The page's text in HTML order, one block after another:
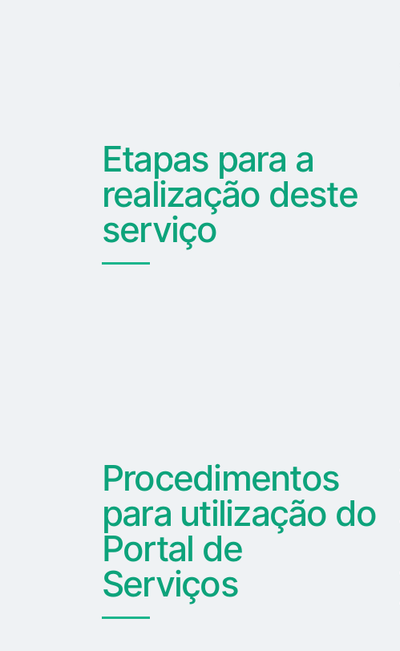
Etapas para a
realização deste
serviço
Procedimentos
para utilização do
Portal de
Serviços